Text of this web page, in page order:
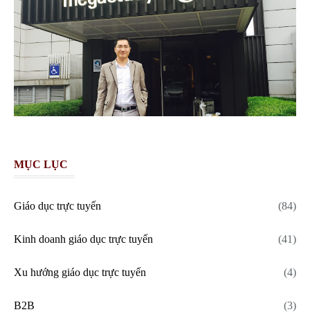
MỤC LỤC
Giáo dục trực tuyến (84)
Kinh doanh giáo dục trực tuyến (41)
Xu hướng giáo dục trực tuyến (4)
B2B (3)